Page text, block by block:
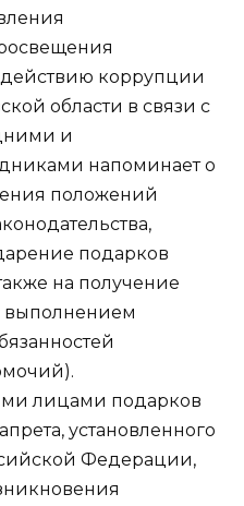
коррупции
области в связи с
и
напоминает о
положений
подарков
на получение
выполнением
лицами подарков
установленного
Федерации,